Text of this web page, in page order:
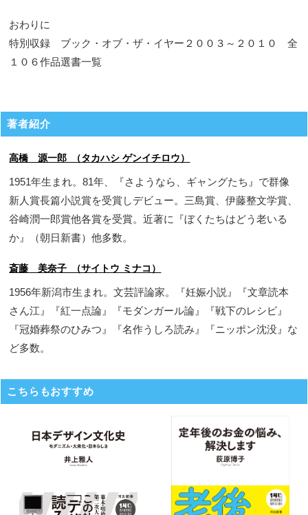
おわりに
特別収録 ブック・オブ・ザ・イヤー２００３～２０１０ 全
１０６作品選書一覧
著者紹介
高橋 源一郎 （タカハシ ゲンイチロウ）
1951年生まれ。81年、『さようなら、ギャングたち』で群像
新人賞長篇小説賞を受賞しデビュー。三島賞、伊藤整文学賞、
谷崎潤一郎賞他各賞を受賞。近著に『ぼくたちはどう老いる
か』（朝日新書）他多数。
斎藤 美奈子 （サイトウ ミナコ）
1956年新潟市生まれ。文芸評論家。『妊娠小説』『文章読本
さん江』『紅一点論』『モダンガール論』『戦下のレシピ』
『冠婚葬祭のひみつ』『名作うしろ読み』『ニッポン沈没』な
ど多数。
こちらもおすすめ